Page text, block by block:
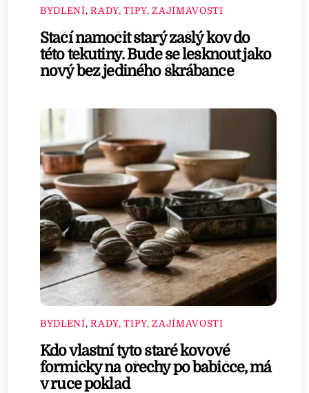
BYDLENÍ,RADY, TIPY, ZAJÍMAVOSTI
Stačí namočit starý zašlý kov do
této tekutiny. Bude se lesknout jako
nový bez jediného škrábance
BYDLENÍ,RADY, TIPY, ZAJÍMAVOSTI
Kdo vlastní tyto staré kovové
formičky na ořechy po babičce, má
v ruce poklad